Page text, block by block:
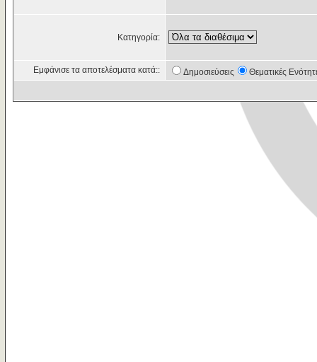
Κατηγορία:
Εμφάνισε τα αποτελέσματα κατά:: Δημοσιεύσεις Θεματικές